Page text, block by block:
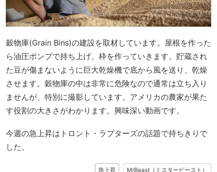
穀物庫(Grain Bins)の建設を取材しています。屋根を作った
ら油圧ポンプで持ち上げ、枠を作っていきます。貯蔵され
た豆が傷まないように巨大乾燥機で底から風を送り、乾燥
させます。穀物庫の中は非常に危険なので通常は立ち入り
ませんが、特別に撮影しています。アメリカの農家が果た
す役割の大きさがわかります。興味深い動画です。
今週の急上昇はトロント・ラプターズの話題で持ちきりで
した。
急上昇 MrBeast（ミスタービースト）